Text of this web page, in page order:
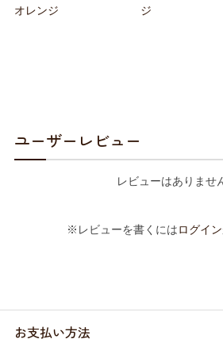
オレンジ
ジ
ユーザーレビュー
レビューはありませ
※レビューを書くにはログイン
お支払い方法